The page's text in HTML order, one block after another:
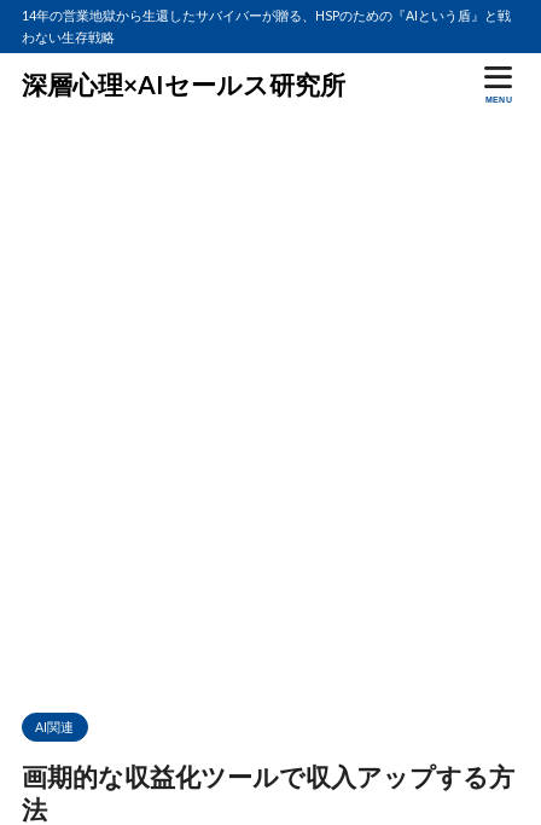
14年の営業地獄から生還したサバイバーが贈る、HSPのための『AIという盾』と戦
わない生存戦略
深層心理×AIセールス研究所
MENU
AI関連
画期的な収益化ツールで収入アップする方
法